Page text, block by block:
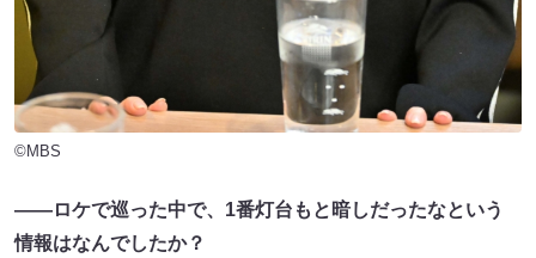
©MBS
――ロケで巡った中で、1番灯台もと暗しだったなという
情報はなんでしたか？